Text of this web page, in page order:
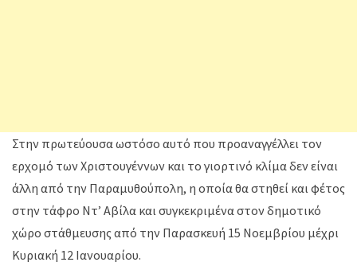
Στην πρωτεύουσα ωστόσο αυτό που προαναγγέλλει τον
ερχομό των Χριστουγέννων και το γιορτινό κλίμα δεν είναι
άλλη από την Παραμυθούπολη, η οποία θα στηθεί και φέτος
στην τάφρο Ντ’ Αβίλα και συγκεκριμένα στον δημοτικό
χώρο στάθμευσης από την Παρασκευή 15 Νοεμβρίου μέχρι
Κυριακή 12 Ιανουαρίου.